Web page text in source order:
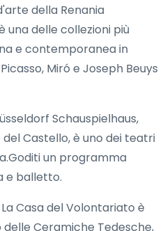
della Renania
delle collezioni più
e contemporanea in
Miró e Joseph Beuys
Schauspielhaus,
Castello, è uno dei teatri
un programma
e balletto.
La Casa del Volontariato è
Ceramiche Tedesche,